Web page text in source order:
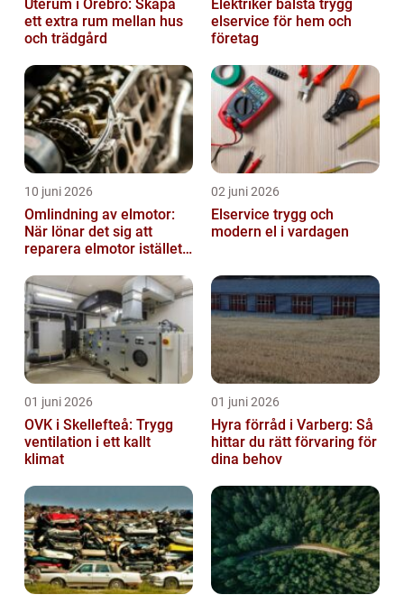
Uterum i Örebro: Skapa
ett extra rum mellan hus
och trädgård
Elektriker bålsta trygg
elservice för hem och
företag
10 juni 2026
Omlindning av elmotor:
När lönar det sig att
reparera elmotor istället
02 juni 2026
Elservice trygg och
modern el i vardagen
01 juni 2026
OVK i Skellefteå: Trygg
ventilation i ett kallt
klimat
01 juni 2026
Hyra förråd i Varberg: Så
hittar du rätt förvaring för
dina behov